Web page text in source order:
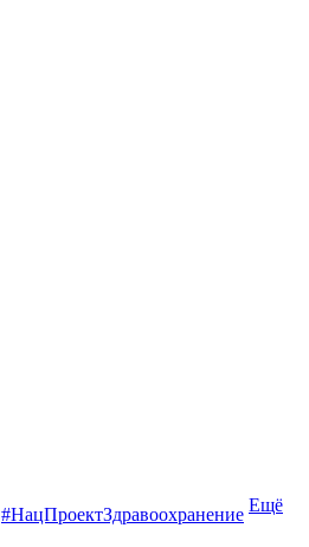
#НацПроектЗдравоохранение Ещё